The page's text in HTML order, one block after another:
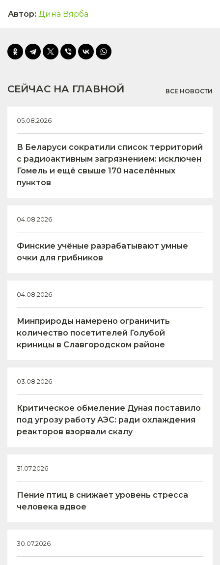
Автор: Дина Вярба
СЕЙЧАС НА ГЛАВНОЙ ВСЕ НОВОСТИ
05.08.2026
В Беларуси сократили список территорий
с радиоактивным загрязнением: исключен
Гомель и ещё свыше 170 населённых
пунктов
04.08.2026
Финские учёные разрабатывают умные
очки для грибников
04.08.2026
Минприроды намерено ограничить
количество посетителей Голубой
криницы в Славгородском районе
03.08.2026
Критическое обмеление Дуная поставило
под угрозу работу АЭС: ради охлаждения
реакторов взорвали скалу
31.07.2026
Пение птиц в снижает уровень стресса
человека вдвое
30.07.2026